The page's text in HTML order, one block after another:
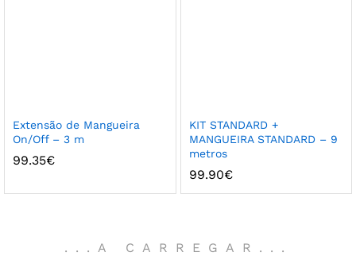
Extensão de Mangueira
On/Off – 3 m
99.35€
KIT STANDARD +
MANGUEIRA STANDARD – 9
metros
99.90€
. . . A CARREGAR . . .